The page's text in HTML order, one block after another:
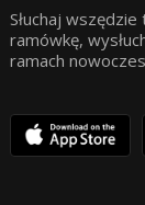
Słuchaj
ramówkę,
ramach